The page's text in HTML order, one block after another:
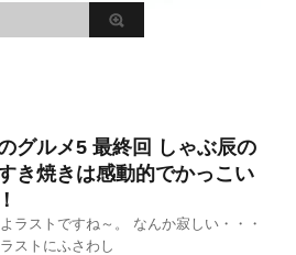
グルメ5 最終回 しゃぶ辰の
き焼きは感動的でかっこい
ラストですね～。 なんか寂しい・・・
ストにふさわし